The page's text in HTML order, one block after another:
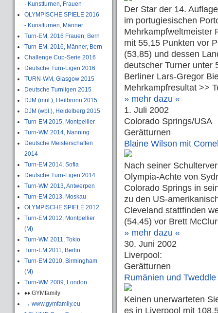
- Kunstturnen, Frauen
OLYMPISCHE SPIELE 2016
- Kunstturnen, Männer
Turn-EM, 2016 Frauen, Bern
Turn-EM, 2016, Männer, Bern
Challenge Cup-Serie 2016
Deutsche Turn-Ligen 2016
TURN-WM, Glasgow 2015
Deutsche Turnligen 2015
DJM (mnl.), Heilbronn 2015
DJM (wbl.), Heidelberg 2015
Turn-EM 2015, Montpellier
Turn-WM 2014, Nanning
Deutsche Meisterschaften
2014
Turn-EM 2014, Sofia
Deutsche Turn-Ligen 2014
Turn-WM 2013, Antwerpen
Turn-EM 2013, Moskau
OLYMPISCHE SPIELE 2012
Turn-EM 2012, Montpellier
(M)
Turn-WM 2011, Tokio
Turn-EM 2011, Berlin
Turn-EM 2010, Birmingham
(M)
Turn-WM 2009, London
♦♦ GYMfamily
→ www.gymfamily.eu
Der Star der 14.
im portugiesischen
Mehrkampfweltmeister
mit 55,15 Punkten vor
(53,85) und dessen
deutscher Turner unter
Berliner Lars-Gregor
Mehrkampfresultat >>
» mehr dazu «
1. Juli 2002
Colorado Springs/USA
Gerätturnen
Blaine Wilson mit
Nach seiner
Olympia-Achte von
Colorado Springs in
zu den US-
Cleveland stattfinden
(54,45) vor Brett
» mehr dazu «
30. Juni 2002
Liverpool:
Gerätturnen
Rumänien und Tweddle
Keinen unerwarteten
es in Liverpool mit